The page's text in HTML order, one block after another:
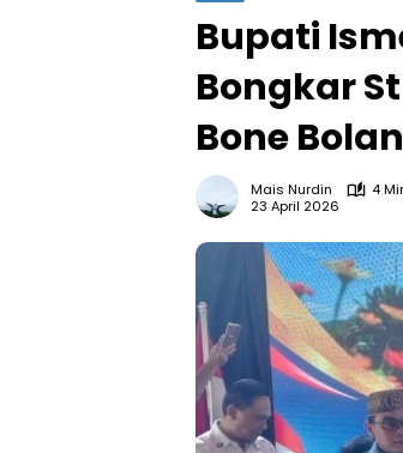
Bupati
Bongkar
Bone
Mais Nurdin
4
23 April 2026